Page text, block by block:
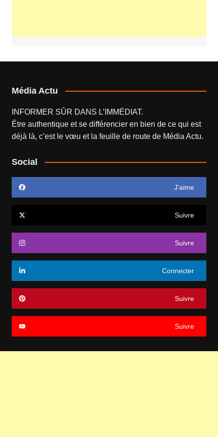
Média Actu
INFORMER SÛR DANS L’IMMÉDIAT.
Être authentique et se différencier en bien de ce qui est
déjà là, c’est le vœu et la feuille de route de Média Actu.
Social
J’aime
Suivre
Suivre
Connecter
Suivre
Suivre